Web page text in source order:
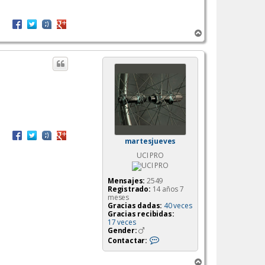
r
r
martesjueves
UCI PRO
Mensajes: 2549
Registrado: 14 años 7
meses
Gracias dadas: 40 veces
Gracias recibidas:
17 veces
Gender:
Contactar:
n